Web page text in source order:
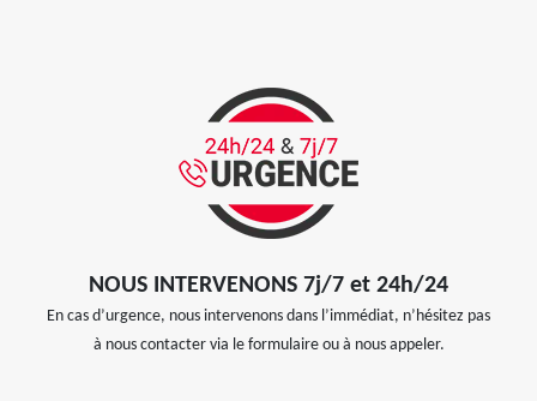
NOUS INTERVENONS 7j/7 et 24h/24
En cas d’urgence, nous intervenons dans l’immédiat, n’hésitez pas
à nous contacter via le formulaire ou à nous appeler.